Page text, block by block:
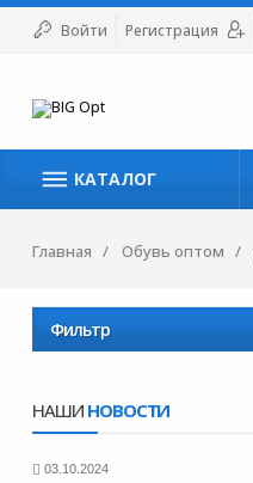
Войти Регистрация
КАТАЛОГ
Главная Обувь оптом
Фильтр
НАШИ НОВОСТИ
03.10.2024